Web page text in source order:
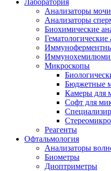
Лаборатория
Анализаторы мочи
Анализаторы
Биохимические
Гематологические
Микроскопы
Бюджетные
Камеры для
Софт для
Реагенты
Офтальмология
Анализаторы
Биометры
Диоптриметры